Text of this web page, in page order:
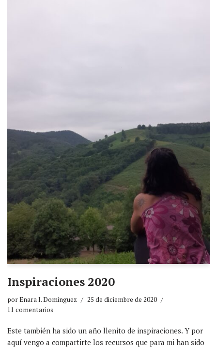
Inspiraciones 2020
porEnara I. Dominguez
25 de diciembre de 2020
11 comentarios
Este también ha sido un año llenito de inspiraciones. Y por
aquí vengo a compartirte los recursos que para mi han sido